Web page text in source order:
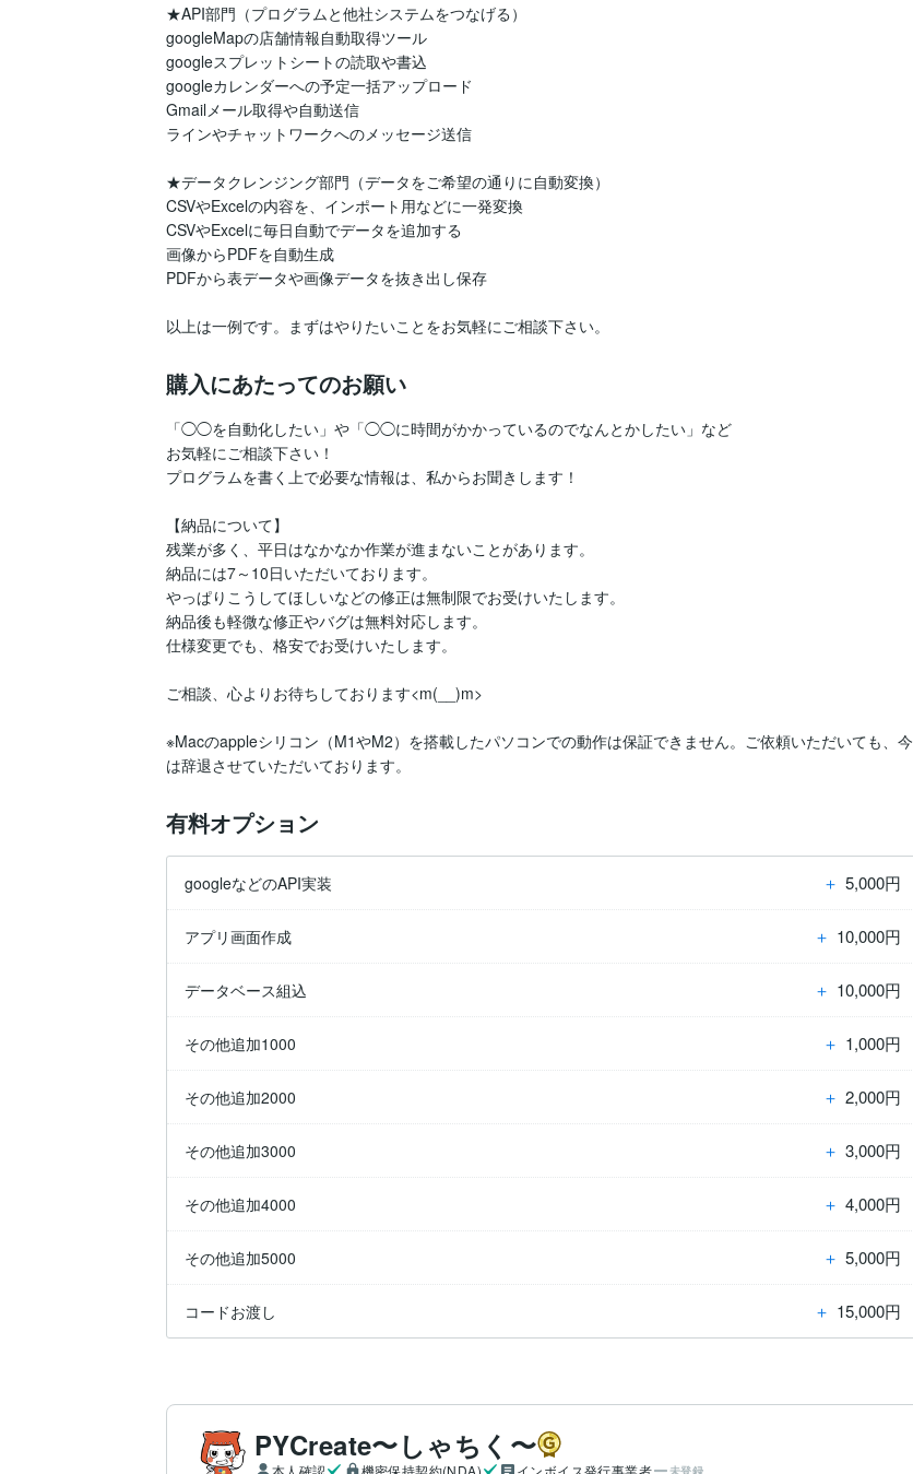
★API部門（プログラムと他社システムをつなげる）
googleMapの店舗情報自動取得ツール
googleスプレットシートの読取や書込
googleカレンダーへの予定一括アップロード
Gmailメール取得や自動送信
ラインやチャットワークへのメッセージ送信
★データクレンジング部門（データをご希望の通りに自動変換）
CSVやExcelの内容を、インポート用などに一発変換
CSVやExcelに毎日自動でデータを追加する
画像からPDFを自動生成
PDFから表データや画像データを抜き出し保存
以上は一例です。まずはやりたいことをお気軽にご相談下さい。
購入にあたってのお願い
「◯◯を自動化したい」や「◯◯に時間がかかっているのでなんとかしたい」など
お気軽にご相談下さい！
プログラムを書く上で必要な情報は、私からお聞きします！
【納品について】
残業が多く、平日はなかなか作業が進まないことがあります。
納品には7～10日いただいております。
やっぱりこうしてほしいなどの修正は無制限でお受けいたします。
納品後も軽微な修正やバグは無料対応します。
仕様変更でも、格安でお受けいたします。
ご相談、心よりお待ちしております<m(__)m>
※Macのappleシリコン（M1やM2）を搭載したパソコンでの動作は保証できません。ご依頼いただいても、今
は辞退させていただいております。
有料オプション
googleなどのAPI実装 ＋ 5,000円
アプリ画面作成 ＋ 10,000円
データベース組込 ＋ 10,000円
その他追加1000 ＋ 1,000円
その他追加2000 ＋ 2,000円
その他追加3000 ＋ 3,000円
その他追加4000 ＋ 4,000円
その他追加5000 ＋ 5,000円
コードお渡し ＋ 15,000円
PYCreate〜しゃちく〜
本人確認 機密保持契約(NDA) インボイス発行事業者 未登録